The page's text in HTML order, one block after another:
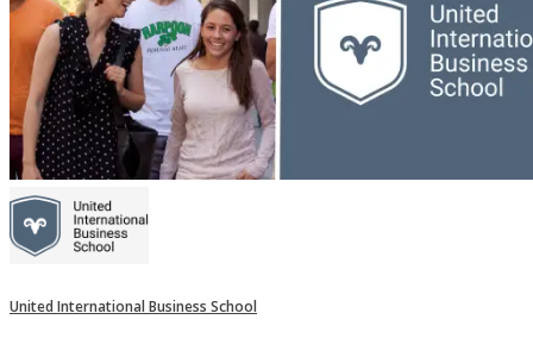
United International Business School